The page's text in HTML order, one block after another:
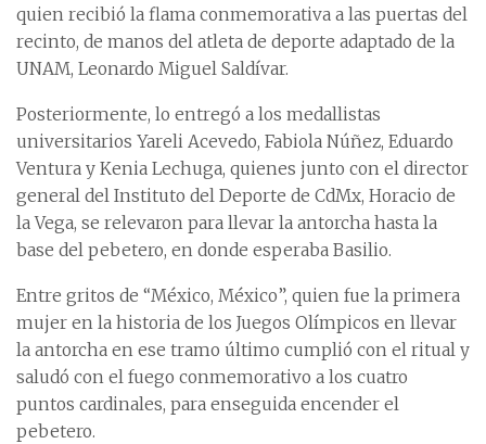
quien recibió la flama conmemorativa a las puertas del
recinto, de manos del atleta de deporte adaptado de la
UNAM, Leonardo Miguel Saldívar.
Posteriormente, lo entregó a los medallistas
universitarios Yareli Acevedo, Fabiola Núñez, Eduardo
Ventura y Kenia Lechuga, quienes junto con el director
general del Instituto del Deporte de CdMx, Horacio de
la Vega, se relevaron para llevar la antorcha hasta la
base del pebetero, en donde esperaba Basilio.
Entre gritos de “México, México”, quien fue la primera
mujer en la historia de los Juegos Olímpicos en llevar
la antorcha en ese tramo último cumplió con el ritual y
saludó con el fuego conmemorativo a los cuatro
puntos cardinales, para enseguida encender el
pebetero.